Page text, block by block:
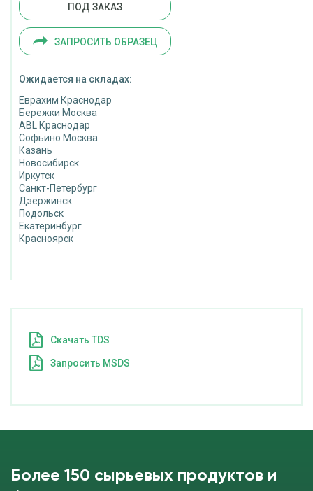
ПОД ЗАКАЗ
ЗАПРОСИТЬ ОБРАЗЕЦ
Ожидается на складах:
Еврахим Краснодар
Бережки Москва
ABL Краснодар
Софьино Москва
Казань
Новосибирск
Иркутск
Санкт-Петербург
Дзержинск
Подольск
Екатеринбург
Красноярск
Cкачать TDS
Запросить MSDS
Более 150 сырьевых продуктов и